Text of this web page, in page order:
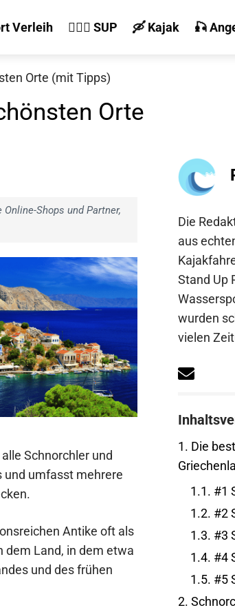
Verleih 🏄‍♀️🛶 SUP 🛶 Kajak 🎣
Orte (mit Tipps)
Orte
Shops und Partner,
Schnorchler und
und umfasst mehrere
Antike oft als
dem Land, in dem etwa
und des frühen
Die
aus
Stand Up
wurden
vielen
1. Die
1.1. #1
1.2. #2
1.3. #3
1.4. #4
1.5. #5
2.